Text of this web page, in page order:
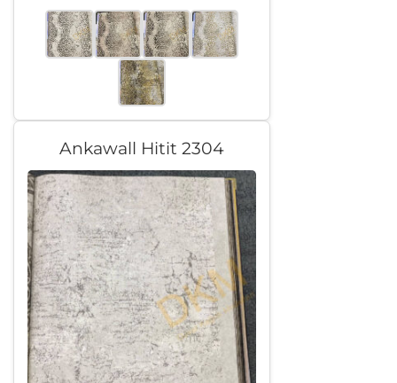
Ankawall Hitit 2304